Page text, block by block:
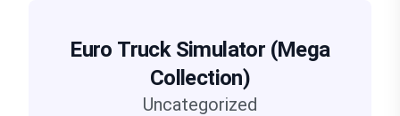
Euro Truck Simulator (Mega
Collection)
Uncategorized